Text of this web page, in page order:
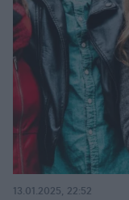
13.01.2025, 22:52